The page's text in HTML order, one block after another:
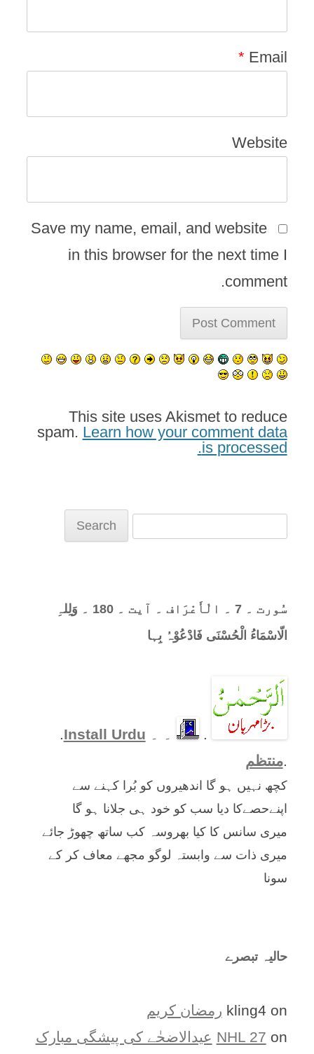
Email
*
Website
Save my name, email, and website
in this browser for the next time I
comment.
This site uses Akismet to reduce
spam. Learn how your comment data
is processed.
سُورت ۔ 7 ۔ الْأَعْرَاف ۔ آیت ۔ 180 ۔ وَلِلہِ
الّاسْمَاءُ الْحُسْنَی فَادْعُوْہُ بِہا
.
Install Urdu
.منتظم
کچھ نہیں ہو گا اندھیروں کو بُرا کہنے سے
اپنےحصےکا دیا سب کو خود ہی جلانا ہو گا
میری سانس کا کیا بھروسہ کب ساتھ چھوڑ جائے
میری ذات سے وابستہ لوگو مجھے معاف کر کے
سونا
حالیہ تبصرے
kling4 on
رمضان کریم
NHL 27 on
عیدالاضحٰے کی پیشگی مبارک